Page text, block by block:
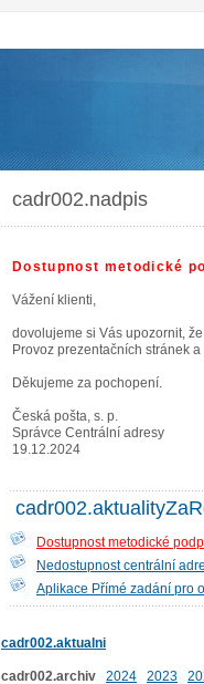
cadr002.nadpis
Dostupnost metodické
Vážení klienti,
dovolujeme si Vás upozornit,
Provoz prezentačních stránek
Děkujeme za pochopení.
Česká pošta, s. p.
Správce Centrální adresy
19.12.2024
Dostupnost metodické
Nedostupnost centrální
Aplikace Přímé zadání pro
cadr002.aktualni
cadr002.archiv 2024 2023